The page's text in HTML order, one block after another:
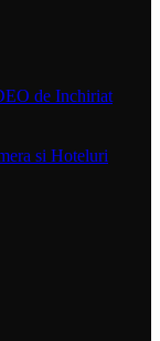
de Inchiriat
si Hoteluri